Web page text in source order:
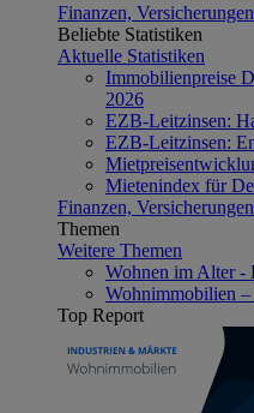
Finanzen,
Beliebte Statistiken
Aktuelle Statistiken
Immobilienpreise
2026
EZB-Leitzinsen:
EZB-Leitzinsen:
Mietenindex für
Finanzen,
Themen
Weitere Themen
Wohnen im Alter -
Wohnimmobilien
Top Report